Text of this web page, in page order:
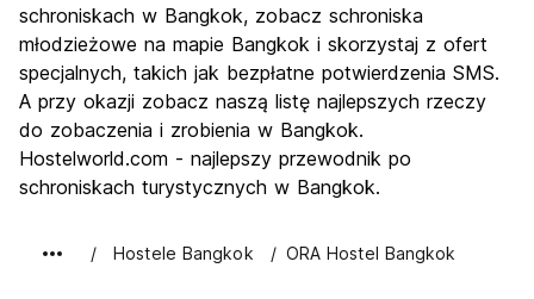
Imprezy
Najlepsza wartość
8.6
schroniskach w Bangkok, zobacz schroniska
młodzieżowe na mapie Bangkok i skorzystaj z ofert
specjalnych, takich jak bezpłatne potwierdzenia SMS.
A przy okazji zobacz naszą listę najlepszych rzeczy
do zobaczenia i zrobienia w Bangkok.
Hostelworld.com - najlepszy przewodnik po
schroniskach turystycznych w Bangkok.
Hostele Bangkok ORA Hostel Bangkok